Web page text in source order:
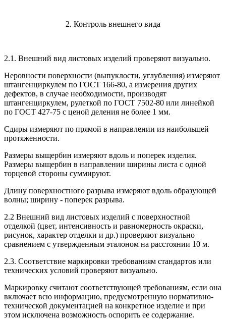
2. Контроль внешнего вида
2.1. Внешний вид листовых изделий проверяют визуально.
Неровности поверхности (выпуклости, углубления) измеряют
штангенциркулем по ГОСТ 166-80, а измерения других
дефектов, в случае необходимости, производят
штангенциркулем, рулеткой по ГОСТ 7502-80 или линейкой
по ГОСТ 427-75 с ценой деления не более 1 мм.
Сдиры измеряют по прямой в направлении из наибольшей
протяженности.
Размеры выщербин измеряют вдоль и поперек изделия.
Размеры выщербин в направлении ширины листа с одной
торцевой стороны суммируют.
Длину поверхностного разрыва измеряют вдоль образующей
волны; ширину - поперек разрыва.
2.2 Внешний вид листовых изделий с поверхностной
отделкой (цвет, интенсивность и равномерность окраски,
рисунок, характер отделки и др.) проверяют визуально
сравнением с утвержденным эталоном на расстоянии 10 м.
2.3. Соответствие маркировки требованиям стандартов или
технических условий проверяют визуально.
Маркировку считают соответствующей требованиям, если она
включает всю информацию, предусмотренную нормативно-
технической документацией на конкретное изделие и при
этом исключена возможность оспорить ее содержание.